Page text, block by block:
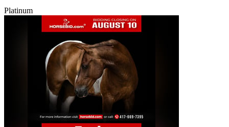
Platinum